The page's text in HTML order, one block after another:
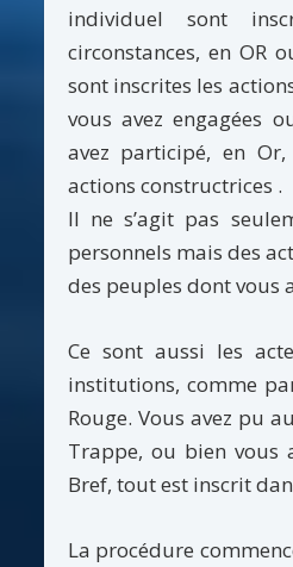
individuel sont
circonstances, en OR
sont inscrites les
vous avez engagées
avez participé, en
actions constructrices .
Il ne s’agit pas
personnels mais des
des peuples dont vous
Ce sont aussi les
institutions, comme
Rouge. Vous avez pu
Trappe, ou bien vous
Bref, tout est inscrit
La procédure